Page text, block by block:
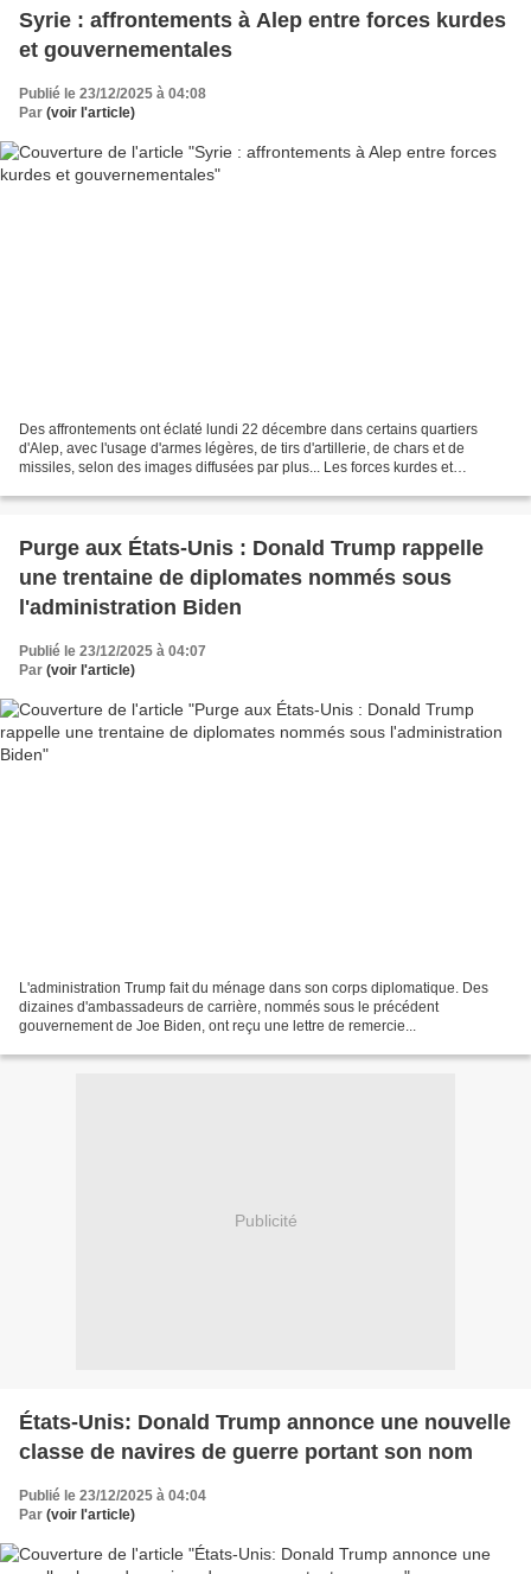
Syrie : affrontements à Alep entre forces kurdes
et gouvernementales
Publié le 23/12/2025 à 04:08
Par (voir l'article)
Des affrontements ont éclaté lundi 22 décembre dans certains quartiers
d'Alep, avec l'usage d'armes légères, de tirs d'artillerie, de chars et de
missiles, selon des images diffusées par plus... Les forces kurdes et
Purge aux États-Unis : Donald Trump rappelle
une trentaine de diplomates nommés sous
l'administration Biden
Publié le 23/12/2025 à 04:07
Par (voir l'article)
L'administration Trump fait du ménage dans son corps diplomatique. Des
dizaines d'ambassadeurs de carrière, nommés sous le précédent
gouvernement de Joe Biden, ont reçu une lettre de remercie...
Publicité
États-Unis: Donald Trump annonce une nouvelle
classe de navires de guerre portant son nom
Publié le 23/12/2025 à 04:04
Par (voir l'article)